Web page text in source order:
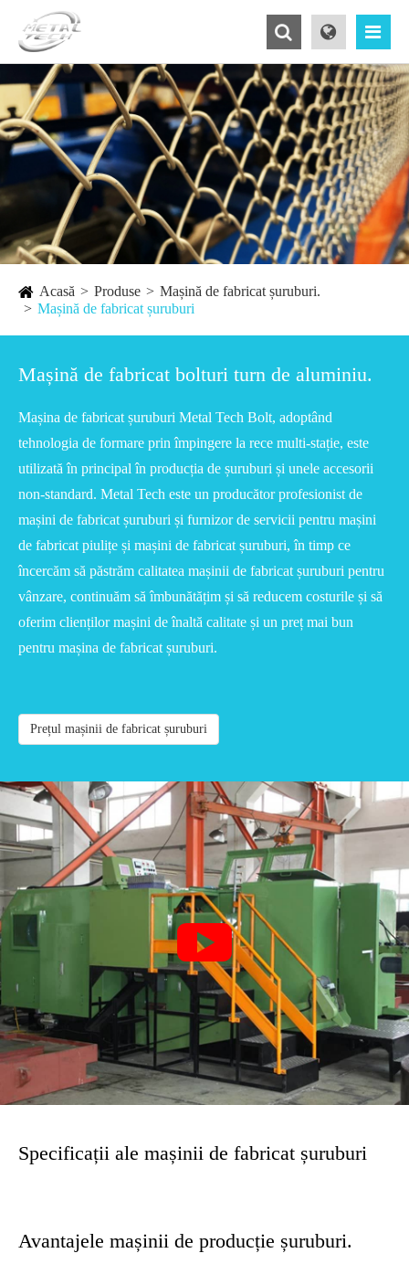
Acasă Produse
Mașină de fabricat șuruburi.
Mașină de fabricat șuruburi
Mașină de fabricat bolturi turn de aluminiu.
Mașina de fabricat șuruburi Metal Tech Bolt, adoptând
tehnologia de formare prin împingere la rece multi-stație, este
utilizată în principal în producția de șuruburi și unele accesorii
non-standard. Metal Tech este un producător profesionist de
mașini de fabricat șuruburi și furnizor de servicii pentru mașini
de fabricat piulițe și mașini de fabricat șuruburi, în timp ce
încercăm să păstrăm calitatea mașinii de fabricat șuruburi pentru
vânzare, continuăm să îmbunătățim și să reducem costurile și să
oferim clienților mașini de înaltă calitate și un preț mai bun
pentru mașina de fabricat șuruburi.
Prețul mașinii de fabricat șuruburi

Specificații ale mașinii de fabricat șuruburi
Avantajele mașinii de producție șuruburi.